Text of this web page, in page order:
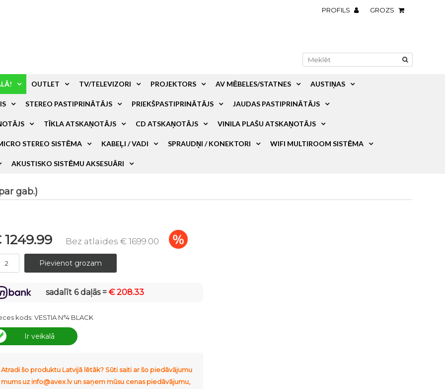
PROFILS GROZS
OUTLET TV/TELEVIZORI PROJEKTORS AV MĒBELES/STATNES AUSTIŅAS
STEREO PASTIPRINĀTĀJS PRIEKŠPASTIPRINĀTĀJS JAUDAS PASTIPRINĀTĀJS
TĪKLA ATSKAŅOTĀJS CD ATSKAŅOTĀJS VINILA PLAŠU ATSKAŅOTĀJS
STEREO SISTĒMA KABEĻI / VADI SPRAUDŅI / KONEKTORI WIFI MULTIROOM SISTĒMA
AKUSTISKO SISTĒMU AKSESUĀRI
gab.)
Bez atlaides € 1699.00
sadalīt 6 daļās =€ 208.33
kods:VESTIA N°4 BLACK
Ir veikalā
Atradi šo produktu Latvijā lētāk? Sūti saiti ar šo piedāvājumu
mums uz info@avex.lv un saņem mūsu cenas piedāvājumu,